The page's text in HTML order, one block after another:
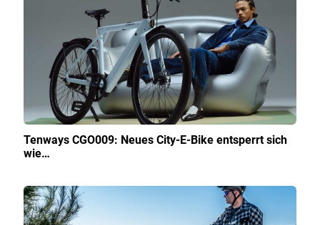
Tenways CGO009: Neues City-E-Bike entsperrt sich
wie…